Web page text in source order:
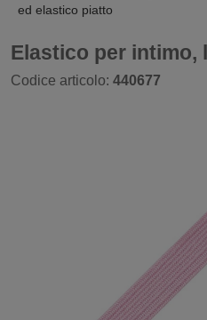
ed elastico piatto
Elastico per intimo,
Codice articolo: 440677